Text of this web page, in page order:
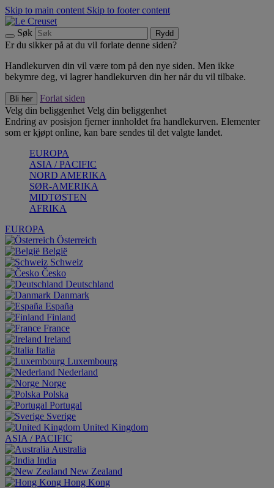
Skip to main content Skip to footer content
Søk Rydd
Er du sikker på at du vil forlate denne siden?
Handlekurven din vil være tom på den nye siden. Men ikke
bekymre deg, vi lagrer handlekurven din her når du vil tilbake.
Bli her
Forlat siden
Velg din beliggenhet Velg din beliggenhet
Endring av posisjon fjerner innholdet fra handlekurven. Elementer
som er kjøpt online, kan bare sendes til det valgte landet.
EUROPA
ASIA / PACIFIC
NORD AMERIKA
SØR-AMERIKA
MIDTØSTEN
AFRIKA
EUROPA
Österreich
België
Schweiz
Česko
Deutschland
Danmark
España
Finland
France
Ireland
Italia
Luxembourg
Nederland
Norge
Polska
Portugal
Sverige
United Kingdom
ASIA / PACIFIC
Australia
India
New Zealand
Hong Kong